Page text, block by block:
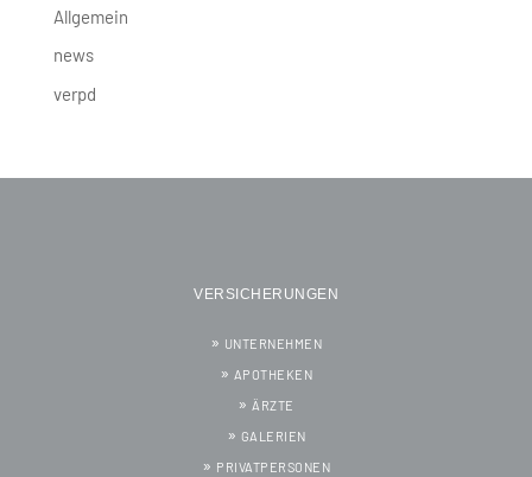
Allgemein
news
verpd
VERSICHERUNGEN
UNTERNEHMEN
APOTHEKEN
ÄRZTE
GALERIEN
PRIVATPERSONEN